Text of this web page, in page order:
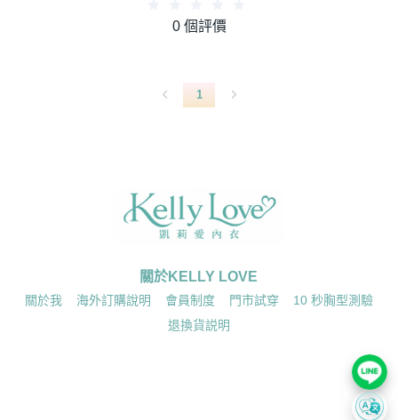
0 個評價
1
關於KELLY LOVE
關於我 海外訂購說明 會員制度 門市試穿
10 秒胸型測驗
退換貨説明